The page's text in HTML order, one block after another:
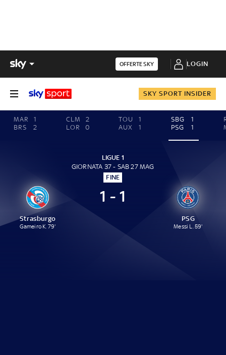
OFFERTE SKY LOGIN
SKY SPORT INSIDER
MAR
1
BRS
2
CLM
2
LOR
0
TOU
1
AUX
1
SBG
1
PSG
1
LIGUE 1
GIORNATA 37 - SAB 27 MAG
FINE
Strasburgo
Gameiro K. 79'
1 - 1
PSG
Messi L. 59'